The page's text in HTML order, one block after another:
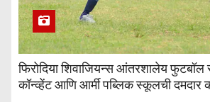
फिरोदिया शिवाजियन्स आंतरशालेय फुटबॉल
कॉन्व्हेंट आणि आर्मी पब्लिक स्कूलची दमदार